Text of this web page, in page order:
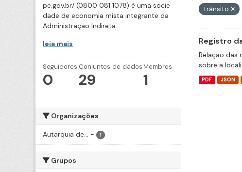
pe.gov.br/ (0800 081 1078) é uma socie
dade de economia mista integrante da
Administração Indireta...
leia mais
Seguidores
0
Conjuntos de dados
29
Membros
1
Organizações
Autarquia de... - 1
Grupos
trânsito
Registro
Relação das
sobre a
PDF JSON